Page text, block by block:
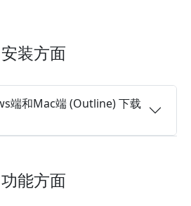
安装方面
端和Mac端 (Outline) 下载
功能方面